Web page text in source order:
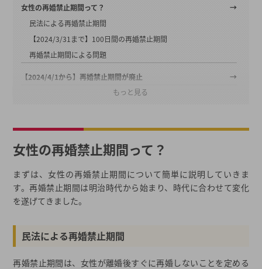
女性の再婚禁止期間って？
民法による再婚禁止期間
【2024/3/31まで】100日間の再婚禁止期間
再婚禁止期間による問題
【2024/4/1から】再婚禁止期間が廃止
女性が離婚直後の再婚で注意すること
離婚前からの関係を疑われる
子どもの気持ちを考える
女性の再婚期間についてまとめ
女性の再婚期間についての関連記事
2026年春の最新キャンペーン
結婚相談所一覧から結婚相談所を探す
もっと見る
女性の再婚禁止期間って？
まずは、女性の再婚禁止期間について簡単に説明していきま
す。再婚禁止期間は明治時代から始まり、時代に合わせて変化
を遂げてきました。
民法による再婚禁止期間
再婚禁止期間は、女性が離婚後すぐに再婚しないことを定める